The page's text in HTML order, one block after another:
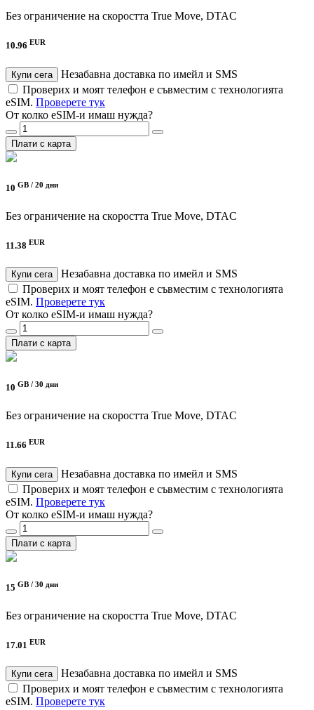
Без ограничение на скоростта True Move, DTAC
10.96 EUR
Купи сега
Незабавна доставка по имейл и SMS
Проверих и моят телефон е съвместим с технологията
eSIM. Проверете тук
От колко eSIM-и имаш нужда?
Плати с карта
10 GB / 20 дни
Без ограничение на скоростта True Move, DTAC
11.38 EUR
Купи сега
Незабавна доставка по имейл и SMS
Проверих и моят телефон е съвместим с технологията
eSIM. Проверете тук
От колко eSIM-и имаш нужда?
Плати с карта
10 GB / 30 дни
Без ограничение на скоростта True Move, DTAC
11.66 EUR
Купи сега
Незабавна доставка по имейл и SMS
Проверих и моят телефон е съвместим с технологията
eSIM. Проверете тук
От колко eSIM-и имаш нужда?
Плати с карта
15 GB / 30 дни
Без ограничение на скоростта True Move, DTAC
17.01 EUR
Купи сега
Незабавна доставка по имейл и SMS
Проверих и моят телефон е съвместим с технологията
eSIM. Проверете тук